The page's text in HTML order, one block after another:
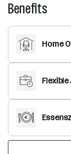
Benefits
Home